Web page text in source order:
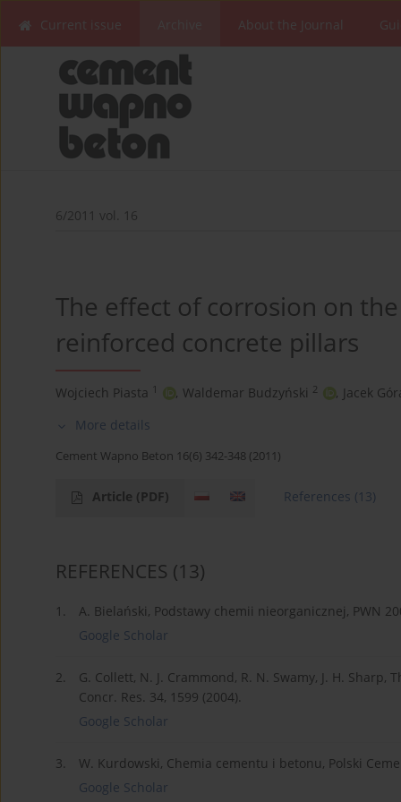
Current issue About the Journal
6/2011 vol. 16
The effect of corrosion on
reinforced concrete pillars
Wojciech Piasta 1 , Waldemar Budzyński 2 , Jacek
More details
Cement Wapno Beton 16(6) 342-348 (2011)
Article (PDF) References (13)
REFERENCES (13)
1.
A. Bielański, Podstawy chemii nieorganicznej, PWN
Google Scholar
2.
G. Collett, N. J. Crammond, R. N. Swamy, J. H.
Concr. Res. 34, 1599 (2004).
Google Scholar
3.
W. Kurdowski, Chemia cementu i betonu, Polski
Google Scholar